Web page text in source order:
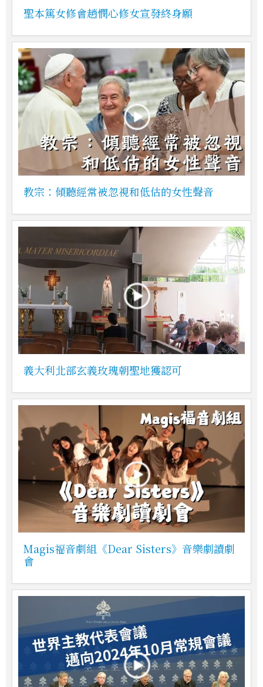
聖本篤女修會趙憫心修女宣發終身願
教宗：傾聽經常被忽視和低估的女性聲音
義大利北部玄義玫瑰朝聖地獲認可
Magis福音劇組《Dear Sisters》音樂劇讀劇
會